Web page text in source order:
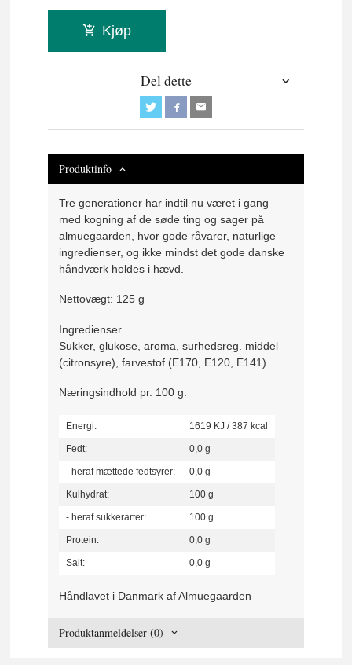
Kjøp
Del dette
Produktinfo
Tre generationer har indtil nu været i gang
med kogning af de søde ting og sager på
almuegaarden, hvor gode råvarer, naturlige
ingredienser, og ikke mindst det gode danske
håndværk holdes i hævd.
Nettovægt: 125 g
Ingredienser
Sukker, glukose, aroma, surhedsreg. middel
(citronsyre), farvestof (E170, E120, E141).
Næringsindhold pr. 100 g:
Energi: 1619 KJ / 387 kcal
Fedt: 0,0 g
- heraf mættede fedtsyrer: 0,0 g
Kulhydrat: 100 g
- heraf sukkerarter: 100 g
Protein: 0,0 g
Salt: 0,0 g
Håndlavet i Danmark af Almuegaarden
Produktanmeldelser (0)